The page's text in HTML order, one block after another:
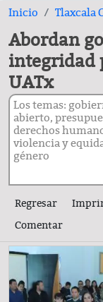
Inicio Tlaxcala
Abordan
integridad
UATx
Los temas:
abierto,
derechos
violencia y
género
Regresar
Comentar